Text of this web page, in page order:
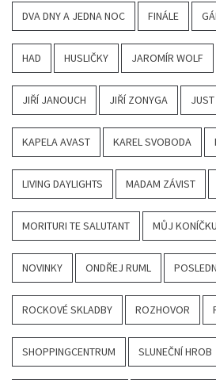
DVA DNY A JEDNA NOC FINÁLE
HAD HUSLIČKY JAROMÍR WOLF
JIŘÍ JANOUCH JIŘÍ ZONYGA
KAPELA AVAST KAREL SVOBODA
LIVING DAYLIGHTS MADAM ZÁVIST
MORITURI TE SALUTANT MŮJ
NOVINKY ONDŘEJ RUML
ROCKOVÉ SKLADBY ROZHOVOR
SHOPPINGCENTRUM SLUNEČNÍ HROB